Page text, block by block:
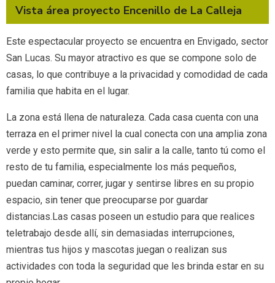
Vista área proyecto Encenillo de La Calleja
Este espectacular proyecto se encuentra en Envigado, sector
San Lucas. Su mayor atractivo es que se compone solo de
casas, lo que contribuye a la privacidad y comodidad de cada
familia que habita en el lugar.
La zona está llena de naturaleza. Cada casa cuenta con una
terraza en el primer nivel la cual conecta con una amplia zona
verde y esto permite que, sin salir a la calle, tanto tú como el
resto de tu familia, especialmente los más pequeños,
puedan caminar, correr, jugar y sentirse libres en su propio
espacio, sin tener que preocuparse por guardar
distancias.Las casas poseen un estudio para que realices
teletrabajo desde allí, sin demasiadas interrupciones,
mientras tus hijos y mascotas juegan o realizan sus
actividades con toda la seguridad que les brinda estar en su